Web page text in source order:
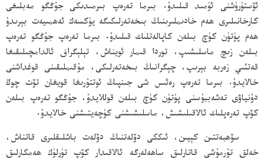
ئۆستۈرۈشنى ئۈمىد قىلىدۇ. بىرما تەرەپ بىرمىدىكى جۇڭگو مەبلىغى
كارخانىلىرى ھەم خادىملىرىنىڭ بىخەتەرلىكىگە يۈكسەك ئەھمىيەت بېرىدۇ
ھەم پۈتۈن كۈچ بىلەن كاپالەتلىك قىلىدۇ. بىرما تەرەپ جۇڭگو تەرەپ
بىلەن زىچ ماسلىشىپ، توردا قىمار ئويناش، تېلېگراف ئالدامچىلىقىغا
قەتئىي زەربە بېرىپ، چېگرانىڭ بىخەتەرلىكى، مۇقىملىقىنى قوغداشنى
خالايدۇ. بىرما تەرەپ رەئىس شى جىنپىڭ ئوتتۇرىغا قويغان تۆت چوڭ
دۇنياۋى تەشەببۇسنى پۈتۈن كۈچ بىلەن قوللايدۇ، جۇڭگو تەرەپ بىلەن
كۆپ تەرەپلىك ئالاقىلىشىش، ماسلىشىشنى كۈچەيتىشنى خالايدۇ.
سۆھبەتتىن كېيىن، ئىككى دۆلەتنىڭ دۆلەت باشلىقلىرى قاتناش،
خەلق تۇرمۇشى قاتارلىق ساھەلەرگە ئالاقىدار كۆپ تۈرلۈك ھەمكارلىق